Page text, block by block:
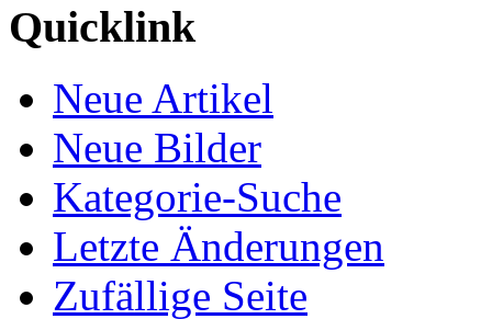
Quicklink
Neue Artikel
Neue Bilder
Kategorie-Suche
Letzte Änderungen
Zufällige Seite